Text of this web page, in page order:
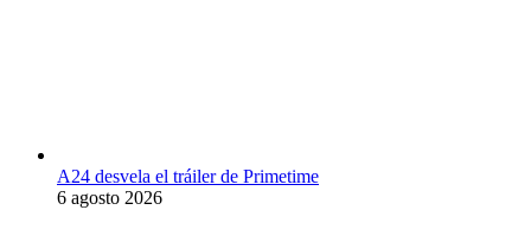
A24 desvela el tráiler de Primetime
6 agosto 2026